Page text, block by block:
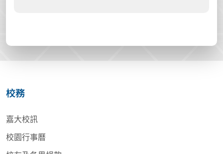
校務
嘉大校訊
校園行事曆